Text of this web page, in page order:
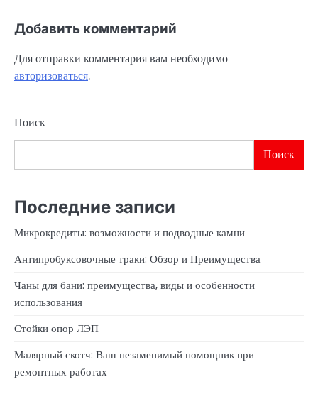
Добавить комментарий
Для отправки комментария вам необходимо
авторизоваться.
Поиск
Поиск
Последние записи
Микрокредиты: возможности и подводные камни
Антипробуксовочные траки: Обзор и Преимущества
Чаны для бани: преимущества, виды и особенности
использования
Стойки опор ЛЭП
Малярный скотч: Ваш незаменимый помощник при
ремонтных работах